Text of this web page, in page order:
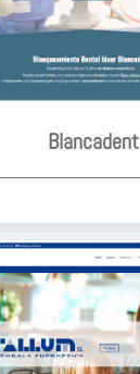
Blancadent